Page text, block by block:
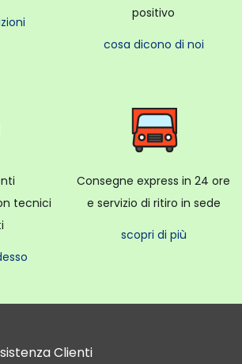
positivo
cosa dicono di noi
tecnici
Consegne express in 24 ore
e servizio di ritiro in sede
scopri di più
Clienti